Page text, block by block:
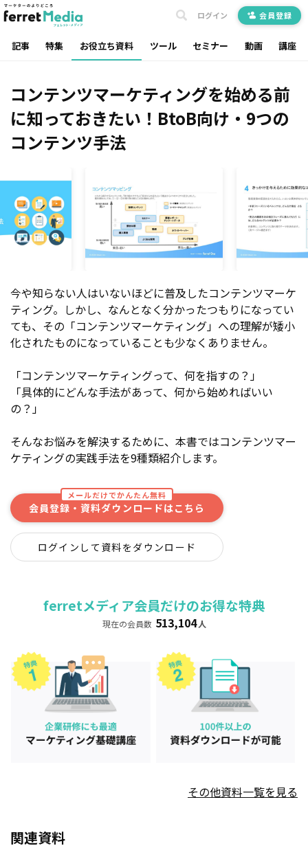
記事 特集 お役立ち資料 ツール セミナー 動画 講座
ログイン 会員登録
コンテンツマーケティングを始める前
に知っておきたい！BtoB向け・9つの
コンテンツ手法
今や知らない人はいないほどに普及したコンテンツマーケ
ティング。しかし、なんとなく分かったつもりになってい
ても、その「コンテンツマーケティング」への理解が矮小
化されたものになっていることも少なくありません。
「コンテンツマーケティングって、何を指すの？」
「具体的にどんな手法があって、何から始めればいい
の？」
そんなお悩みを解決するために、本書ではコンテンツマー
ケティングの実践手法を9種類紹介します。
メールだけでかんたん無料
会員登録・資料ダウンロードはこちら
ログインして資料をダウンロード
ferretメディア会員だけのお得な特典
現在の会員数 513,104 人
その他資料一覧を見る
関連資料